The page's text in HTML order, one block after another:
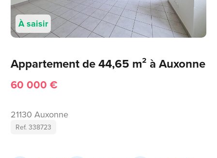
À saisir
Appartement de 44,65 m² à Auxonne
60 000 €
21130 Auxonne
Ref. 338723